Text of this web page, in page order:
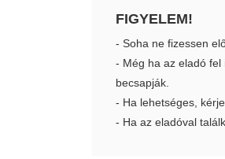
FIGYELEM!
- Soha ne fizessen
- Még ha az eladó fel
becsapják.
- Ha lehetséges,
- Ha az eladóval